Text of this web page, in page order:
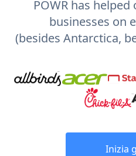
POWR has
businesses on
(besides Antarctica,
Inizia